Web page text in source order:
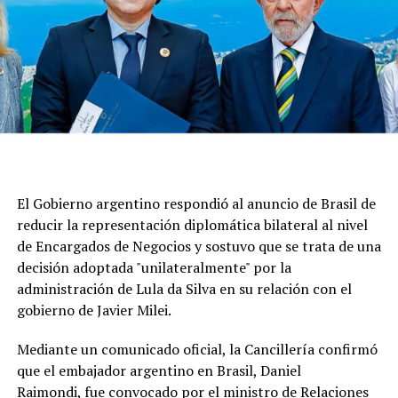
"Las reacciones argentinas nunca fueron a nivel
diplomático. Nos informaron, a cinco días de que
Nicolás Maduro fuera retirado del poder en Venezuela,
que Brasil dejaba la representación nuestra en ese país,
cuando la Argentina tenía ciudadanos presos políticos
en riesgo de vida", sostuvo Quirno.
Eso es mucho más grave que cualquier cosa que haya
ocurrido hasta ese momento y marca el modo en que la
Argentina viene manejando este tema".
Para el canciller, "Brasil viene teniendo conflicto con
varios países como Paraguay", lo que, a su criterio, indica
una decisión de esa nación de “escalar temas" que, para
el gobierno de Milei, "tienen que permanecer en el
El Gobierno argentino respondió al anuncio de Brasil de
reducir la representación diplomática bilateral al nivel
de Encargados de Negocios y sostuvo que se trata de una
decisión adoptada "unilateralmente" por la
administración de Lula da Silva en su relación con el
gobierno de Javier Milei.
Mediante un comunicado oficial, la Cancillería confirmó
que el embajador argentino en Brasil, Daniel
Raimondi, fue convocado por el ministro de Relaciones